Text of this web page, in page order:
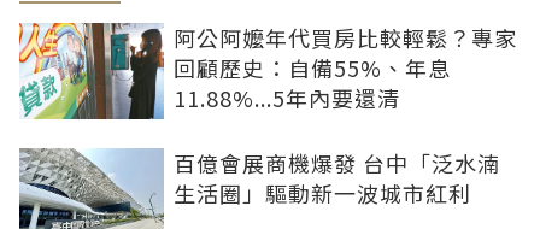
阿公阿嬤年代買房比較輕鬆？專家
回顧歷史：自備55%、年息
11.88%...5年內要還清
百億會展商機爆發 台中「泛水湳
生活圈」驅動新一波城市紅利